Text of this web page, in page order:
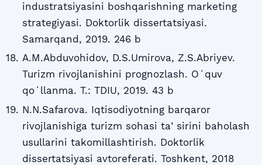
industratsiyasini boshqarishning marketing
strategiyasi. Doktorlik dissertatsiyasi.
Samarqand, 2019. 246 b
A.M.Abduvohidov, D.S.Umirova, Z.S.Abriyev.
Turizm rivojlanishini prognozlash. Oʻquv
qoʻllanma. T.: TDIU, 2019. 43 b
N.N.Safarova. Iqtisodiyotning barqaror
rivojlanishiga turizm sohasi taʼsirini baholash
usullarini takomillashtirish. Doktorlik
dissertatsiyasi avtoreferati. Toshkent, 2018